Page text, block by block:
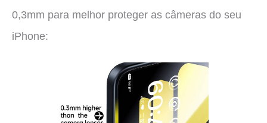
0,3mm para melhor proteger as câmeras do seu
iPhone: